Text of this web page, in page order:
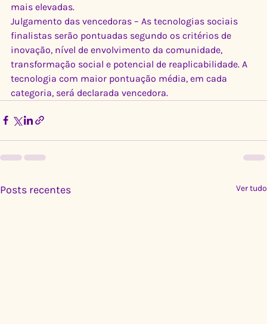
mais elevadas.
Julgamento das vencedoras – As tecnologias sociais
finalistas serão pontuadas segundo os critérios de
inovação, nível de envolvimento da comunidade,
transformação social e potencial de reaplicabilidade. A
tecnologia com maior pontuação média, em cada
categoria, será declarada vencedora.
Posts recentes Ver tudo